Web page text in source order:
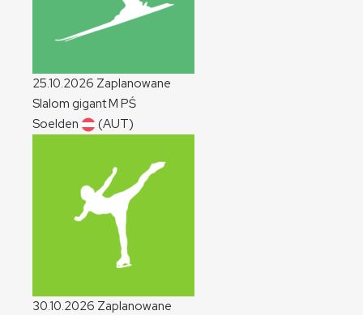
25.10.2026 Zaplanowane
Slalom gigantM PŚ
Soelden
(AUT)
30.10.2026 Zaplanowane